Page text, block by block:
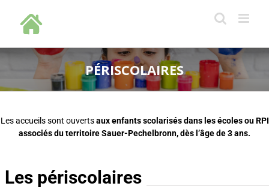
content
PÉRISCOLAIRES
Les accueils sont ouvertsaux enfants scolarisés dans les écoles ou RPI
associés du territoire Sauer-Pechelbronn, dès l’âge de 3 ans.
Les périscolaires